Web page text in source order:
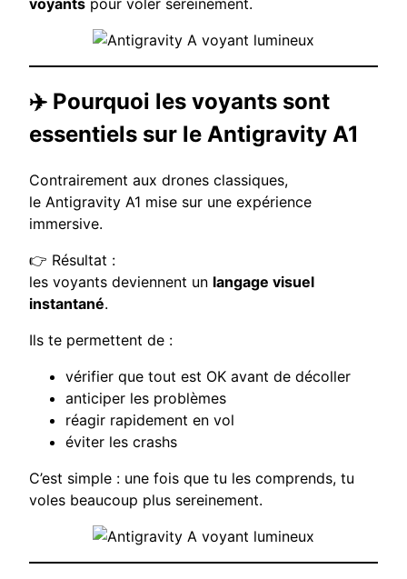
✈️ Pourquoi les voyants sont
essentiels sur le Antigravity A1
Contrairement aux drones classiques,
le Antigravity A1 mise sur une expérience
immersive.
👉 Résultat :
les voyants deviennent un langage visuel
instantané.
Ils te permettent de :
vérifier que tout est OK avant de décoller
anticiper les problèmes
réagir rapidement en vol
éviter les crashs
C’est simple : une fois que tu les comprends, tu
voles beaucoup plus sereinement.